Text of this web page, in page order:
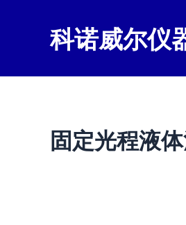
科诺威尔仪
固定光程液